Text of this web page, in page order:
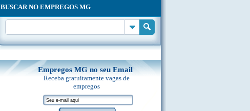
BUSCAR NO EMPREGOS MG
Empregos MG no seu Email
Receba gratuitamente vagas de
empregos